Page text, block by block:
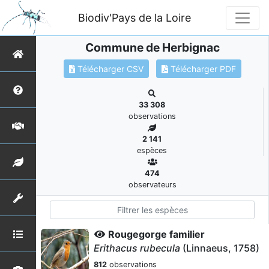
Biodiv'Pays de la Loire
Commune de Herbignac
Télécharger CSV Télécharger PDF
33 308
observations
2 141
espèces
474
observateurs
Rougegorge familier
Erithacus rubecula (Linnaeus, 1758)
812 observations